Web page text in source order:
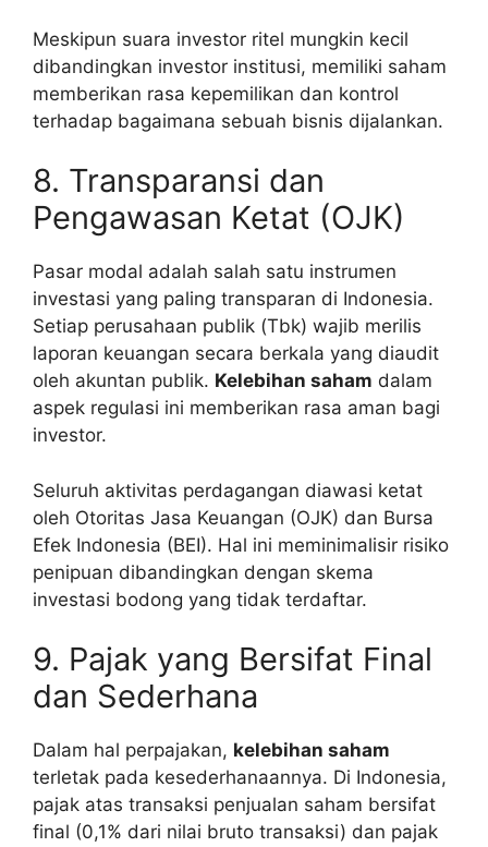
Meskipun suara investor ritel mungkin kecil
dibandingkan investor institusi, memiliki saham
memberikan rasa kepemilikan dan kontrol
terhadap bagaimana sebuah bisnis dijalankan.
8. Transparansi dan
Pengawasan Ketat (OJK)
Pasar modal adalah salah satu instrumen
investasi yang paling transparan di Indonesia.
Setiap perusahaan publik (Tbk) wajib merilis
laporan keuangan secara berkala yang diaudit
oleh akuntan publik. Kelebihan saham dalam
aspek regulasi ini memberikan rasa aman bagi
investor.
Seluruh aktivitas perdagangan diawasi ketat
oleh Otoritas Jasa Keuangan (OJK) dan Bursa
Efek Indonesia (BEI). Hal ini meminimalisir risiko
penipuan dibandingkan dengan skema
investasi bodong yang tidak terdaftar.
9. Pajak yang Bersifat Final
dan Sederhana
Dalam hal perpajakan, kelebihan saham
terletak pada kesederhanaannya. Di Indonesia,
pajak atas transaksi penjualan saham bersifat
final (0,1% dari nilai bruto transaksi) dan pajak